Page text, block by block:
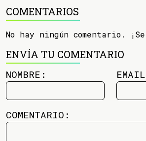
COMENTARIOS
No hay ningún comentario.
ENVÍA TU COMENTARIO
NOMBRE:
COMENTARIO: